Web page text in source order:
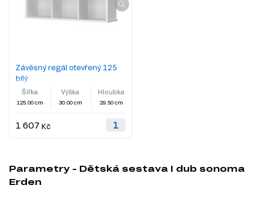
Závěsný regál otevřený 125
bílý
Šířka
125.00 cm
Výška
30.00 cm
Hloubka
29.50 cm
1 607 Kč
Parametry - Dětská sestava I dub sonoma
Erden